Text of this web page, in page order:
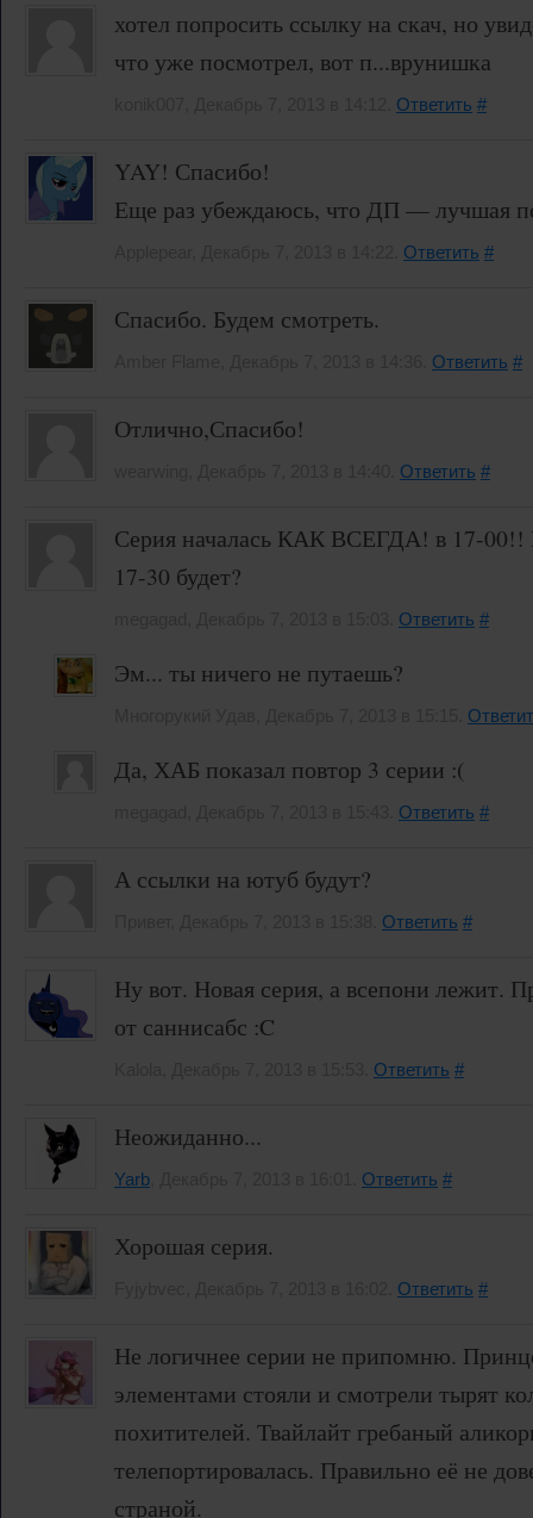
хотел попросить ссылку на скач, но
что уже посмотрел, вот п...врунишка
Ответить #
YAY! Спасибо!
Еще раз убеждаюсь, что ДП — лучшая
Ответить #
Спасибо. Будем смотреть.
Ответить #
Отлично,Спасибо!
Ответить #
Серия началась КАК ВСЕГДА! в 17-00!!
17-30 будет?
Ответить #
Эм... ты ничего не путаешь?
Да, ХАБ показал повтор 3 серии :(
Ответить #
А ссылки на ютуб будут?
Ответить #
Ну вот. Новая серия, а всепони лежит.
от саннисабс :C
Ответить #
Неожиданно...
Yarb Ответить #
Хорошая серия.
Ответить #
Не логичнее серии не припомню.
элементами стояли и смотрели тырят
похитителей. Твайлайт гребаный
телепортировалась. Правильно её не
страной.